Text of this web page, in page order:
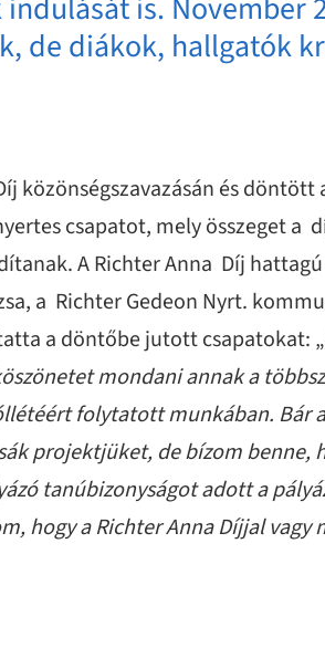
is. November
de diákok, hallgatók
közönségszavazásán és
csapatot, mely összeget a
A Richter Anna Díj
a Richter Gedeon Nyrt.
a döntőbe jutott csapatokat: „
mondani annak a
folytatott munkában. Bár
projektjüket, de bízom benne,
tanúbizonyságot adott a
hogy a Richter Anna Díjjal vagy